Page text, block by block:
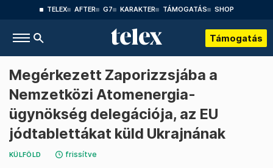
TELEX AFTER G7 KARAKTER TÁMOGATÁS SHOP
Támogatás
Megérkezett Zaporizzsjába a
Nemzetközi Atomenergia-
ügynökség delegációja, az EU
jódtablettákat küld Ukrajnának
KÜLFÖLD frissítve